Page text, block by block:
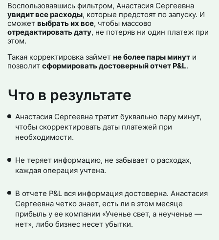
Воспользовавшись фильтром, Анастасия Сергеевна
увидит все расходы, которые предстоят по запуску. И
сможет выбрать их все, чтобы массово
отредактировать дату, не потеряв ни один платеж при
этом.
Такая корректировка займет не более пары минут и
позволитсформировать достоверный отчет P&L.
Что в результате
Анастасия Сергеевна тратит буквально пару минут,
чтобы скорректировать даты платежей при
необходимости.
Не теряет информацию, не забывает о расходах,
каждая операция учтена.
В отчете P&L вся информация достоверна. Анастасия
Сергеевна четко знает, есть ли в этом месяце
прибыль у ее компании «Ученье свет, а неученье —
нет», либо бизнес несет убытки.